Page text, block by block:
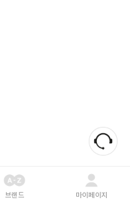
브랜드 마이페이지